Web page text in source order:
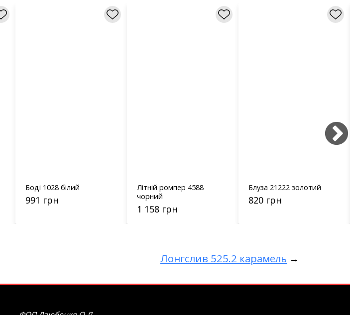
Боді 1028 білий
991 грн
Літній ромпер 4588
чорний
1 158 грн
Блуза 21222 золотий
820 грн
Лонгслив 525.2 карамель →